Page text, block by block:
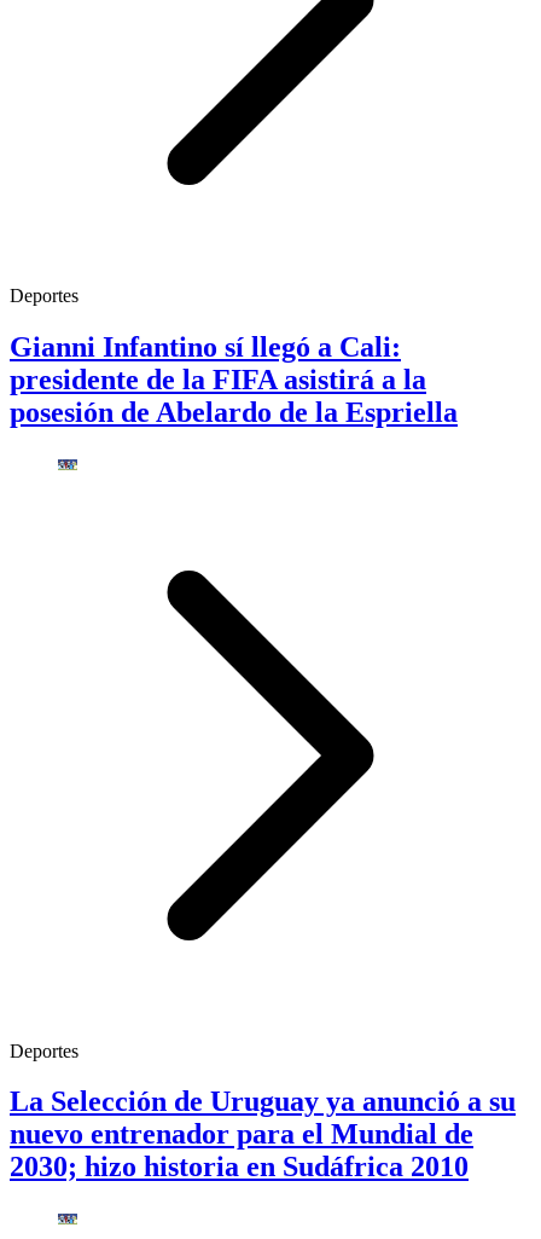
Deportes
Gianni Infantino sí llegó a Cali:
presidente de la FIFA asistirá a la
posesión de Abelardo de la Espriella
Deportes
La Selección de Uruguay ya anunció a su
nuevo entrenador para el Mundial de
2030; hizo historia en Sudáfrica 2010